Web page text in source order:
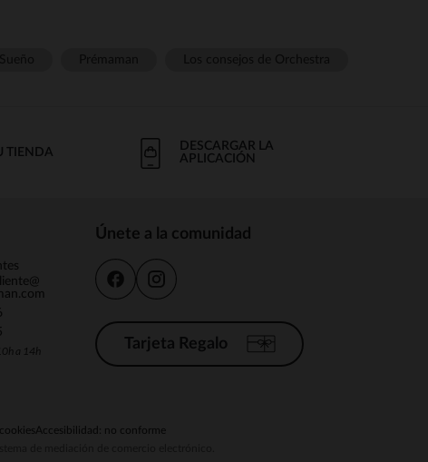
TIENDA
DESCARGAR LA
APLICACIÓN
a 14h
Únete a la comunidad
Tarjeta Regalo
Accesibilidad: no conforme